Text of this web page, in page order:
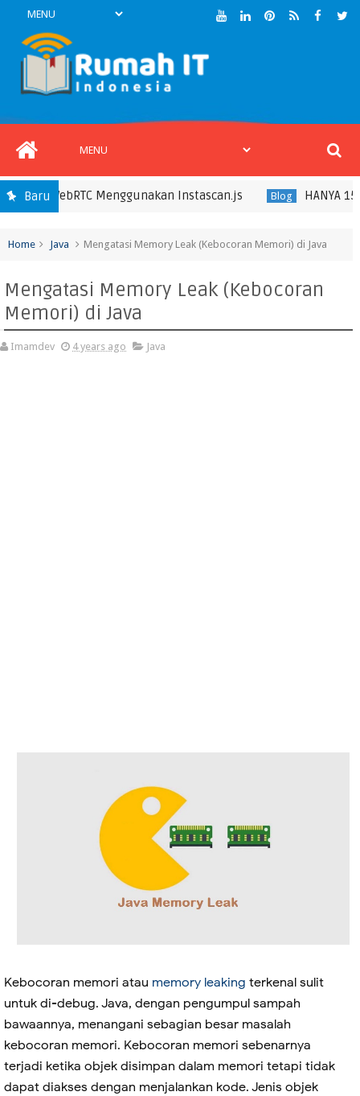
Baru
WebRTC Menggunakan Instascan.js Blog HANYA
Home Java Mengatasi Memory Leak (Kebocoran Memori) di Java
Mengatasi Memory Leak (Kebocoran
Memori) di Java
Imamdev 4 years ago Java
Kebocoran memori atau memory leaking terkenal sulit
untuk di-debug. Java, dengan pengumpul sampah
bawaannya, menangani sebagian besar masalah
kebocoran memori. Kebocoran memori sebenarnya
terjadi ketika objek disimpan dalam memori tetapi tidak
dapat diakses dengan menjalankan kode. Jenis objek